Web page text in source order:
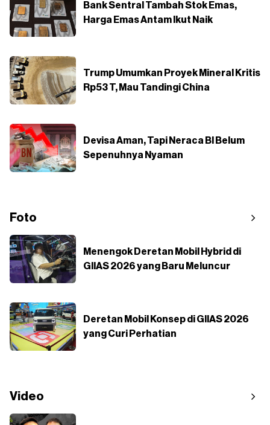
Bank Sentral Tambah Stok Emas,
Harga Emas Antam Ikut Naik
Trump Umumkan Proyek Mineral Kritis
Rp53 T, Mau Tandingi China
Devisa Aman, Tapi Neraca BI Belum
Sepenuhnya Nyaman
Foto
Menengok Deretan Mobil Hybrid di
GIIAS 2026 yang Baru Meluncur
Deretan Mobil Konsep di GIIAS 2026
yang Curi Perhatian
Video